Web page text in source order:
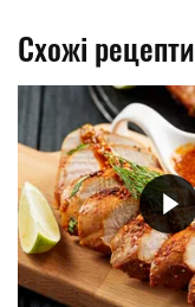
Схожі рецепти